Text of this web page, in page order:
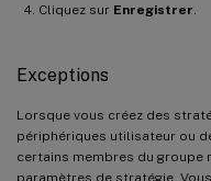
Cliquez sur Enregistrer
Exceptions
Lorsque vous créez des
périphériques utilisateur ou
certains membres du groupe
paramètres de stratégie.